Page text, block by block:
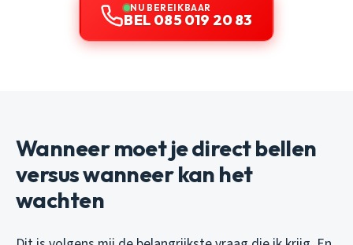
NU BEREIKBAAR
BEL 085 019 20 83
Wanneer moet je direct bellen
versus wanneer kan het
wachten